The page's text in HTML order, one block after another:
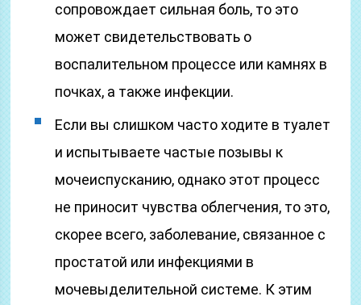
сопровождает сильная боль, то это
может свидетельствовать о
воспалительном процессе или камнях в
почках, а также инфекции.
Если вы слишком часто ходите в туалет
и испытываете частые позывы к
мочеиспусканию, однако этот процесс
не приносит чувства облегчения, то это,
скорее всего, заболевание, связанное с
простатой или инфекциями в
мочевыделительной системе. К этим